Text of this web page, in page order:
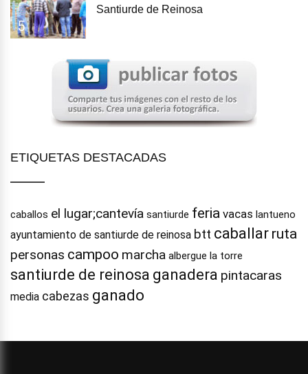
5
Santiurde de Reinosa
ETIQUETAS DESTACADAS
caballos el lugar;cantevía santiurde feria vacas lantueno
ayuntamiento de santiurde de reinosa btt caballar ruta
personas campoo marcha albergue la torre
santiurde de reinosa ganadera pintacaras
media cabezas ganado